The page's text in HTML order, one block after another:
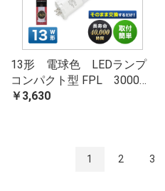
13形 電球色 LEDランプ
コンパクト型 FPL 3000…
￥3,630
1 2 3